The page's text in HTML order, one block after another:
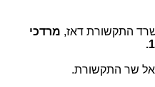
התקשורת דאז, מרדכי
שר התקשורת.